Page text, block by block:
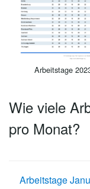
Arbeitstage
Wie viele
pro Monat?
Arbeitstage